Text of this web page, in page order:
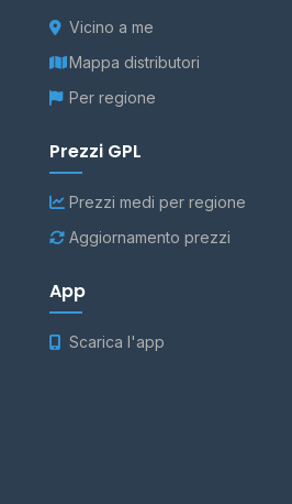
Vicino a me
Mappa distributori
Per regione
Prezzi GPL
Prezzi medi per regione
Aggiornamento prezzi
App
Scarica l'app